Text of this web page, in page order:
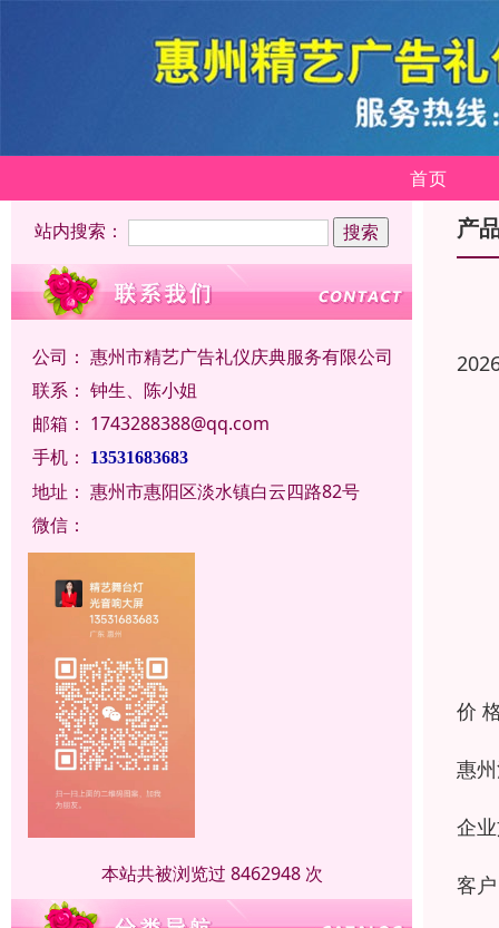
首页
站内搜索：
公司： 惠州市精艺广告礼仪庆典服务有限公司
联系： 钟生、陈小姐
邮箱： 1743288388@qq.com
手机：
13531683683
地址： 惠州市惠阳区淡水镇白云四路82号
微信：
本站共被浏览过 8462948 次
产
价
惠
企
客